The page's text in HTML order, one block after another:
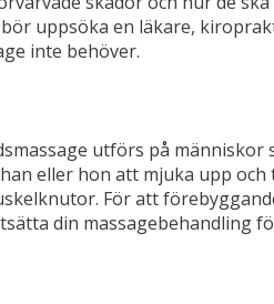
uppsöka en läkare,
inte behöver.
utförs på
eller hon att mjuka upp
För att
din massagebehandling